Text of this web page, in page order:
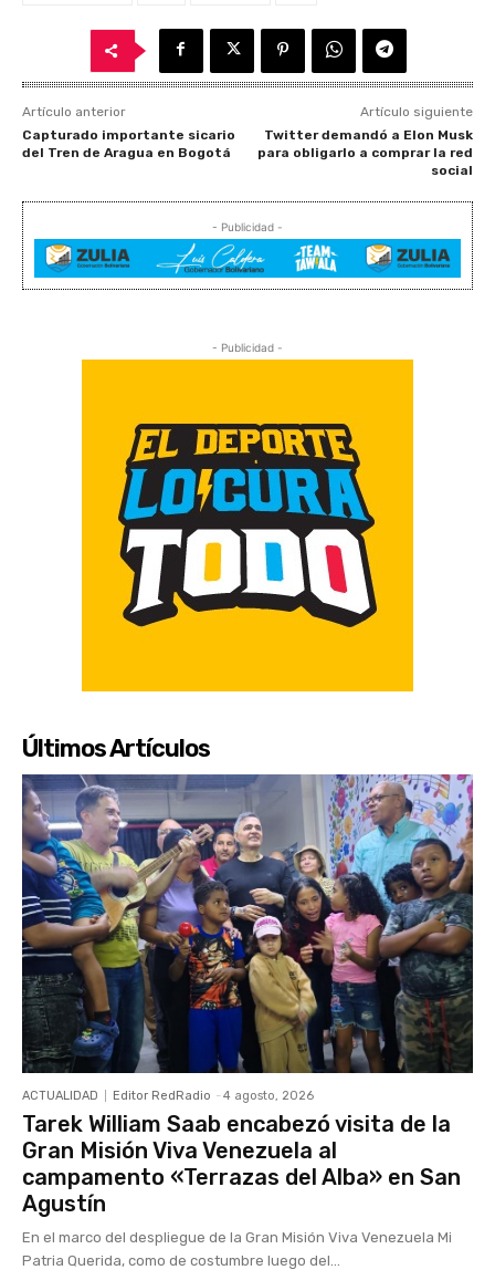
Artículo anterior
Capturado importante sicario
del Tren de Aragua en Bogotá
Artículo siguiente
Twitter demandó a Elon Musk
para obligarlo a comprar la red
social
- Publicidad -
- Publicidad -
Últimos Artículos
ACTUALIDAD Editor RedRadio - 4 agosto, 2026
Tarek William Saab encabezó visita de la
Gran Misión Viva Venezuela al
campamento «Terrazas del Alba» en San
Agustín
En el marco del despliegue de la Gran Misión Viva Venezuela Mi
Patria Querida, como de costumbre luego del...